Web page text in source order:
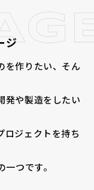
ジ
を作りたい、そん
発や製造をしたい
ロジェクトを持ち
つです。